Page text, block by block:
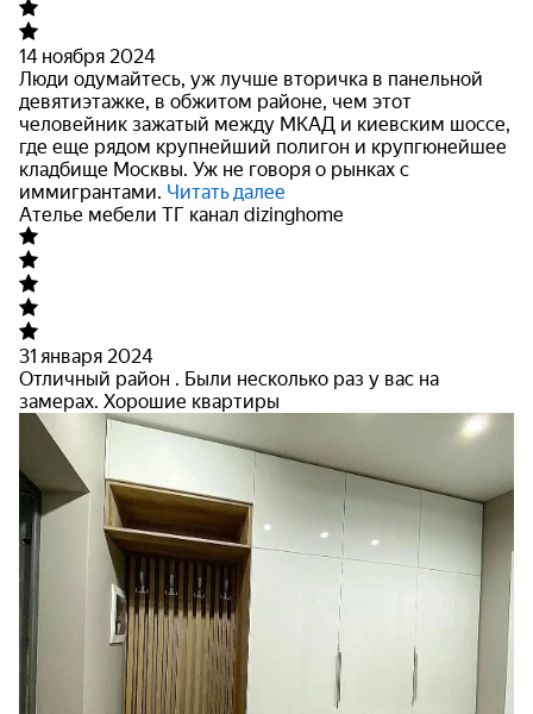
14 ноября 2024
Люди одумайтесь, уж лучше вторичка в панельной
девятиэтажке, в обжитом районе, чем этот
человейник зажатый между МКАД и киевским шоссе,
где еще рядом крупнейший полигон и крупгюнейшее
кладбище Москвы. Уж не говоря о рынках с
иммигрантами. Читать далее
Ателье мебели ТГ канал dizinghome
31 января 2024
Отличный район . Были несколько раз у вас на
замерах. Хорошие квартиры